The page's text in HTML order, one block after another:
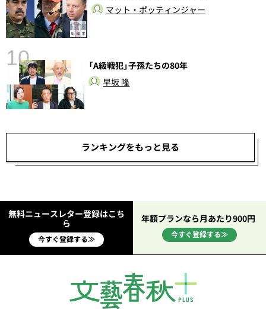
マット・ポッティンジャー
10
「A級戦犯」子孫たちの80年
早坂 隆
ランキングをもっと見る
無料ニュースレター登録はこち
ら
今すぐ登録する≫
年額プランなら月あたり900円
今すぐ登録する≫